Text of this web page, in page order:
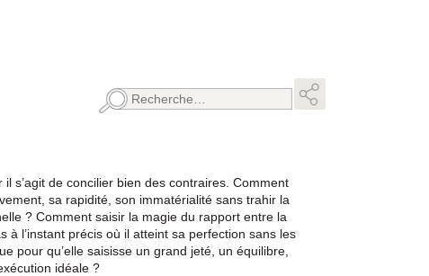
Rechercher :
s’agit de concilier bien des contraires. Comment
sa rapidité, son immatérialité sans trahir la
? Comment saisir la magie du rapport entre la
à l’instant précis où il atteint sa perfection sans les
pour qu’elle saisisse un grand jeté, un équilibre,
idéale ?